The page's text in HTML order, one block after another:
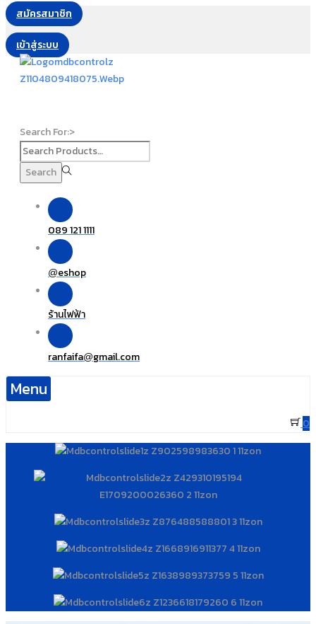
สมัครสมาชิก
เข้าสู่ระบบ
Search For:>
Search
089 121 1111
@eshop
ร้านไฟฟ้า
ranfaifa@gmail.com
Menu
0